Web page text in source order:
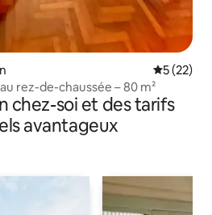
5 (22)
rez-de-chaussée – 80 m²
chez-soi et des tarifs
avantageux